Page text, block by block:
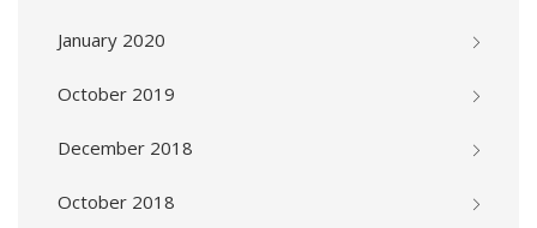
January 2020
October 2019
December 2018
October 2018